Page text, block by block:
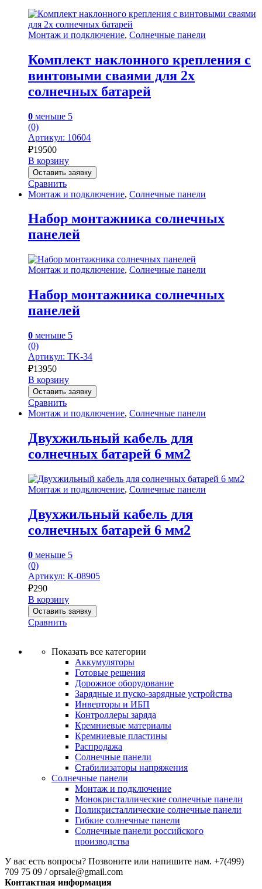
Монтаж и подключение, Солнечные панели
Комплект наклонного крепления с
винтовыми сваями для 2х
солнечных батарей
0 меньше 5
(0)
Артикул: 10604
₽19500
В корзину
Оставить заявку
Сравнить
Монтаж и подключение, Солнечные панели
Набор монтажника солнечных
панелей
Монтаж и подключение, Солнечные панели
Набор монтажника солнечных
панелей
0 меньше 5
(0)
Артикул: TK-34
₽13950
В корзину
Оставить заявку
Сравнить
Монтаж и подключение, Солнечные панели
Двухжильный кабель для
солнечных батарей 6 мм2
Монтаж и подключение, Солнечные панели
Двухжильный кабель для
солнечных батарей 6 мм2
0 меньше 5
(0)
Артикул: К-08905
₽290
В корзину
Оставить заявку
Сравнить
Показать все категории
Аккумуляторы
Готовые решения
Дорожное оборудование
Зарядные и пуско-зарядные устройства
Инверторы и ИБП
Контроллеры заряда
Кремниевые материалы
Кремниевые пластины
Распродажа
Солнечные панели
Стабилизаторы напряжения
Солнечные панели
Монтаж и подключение
Монокристаллические солнечные панели
Поликристаллические солнечные панели
Гибкие солнечные панели
Солнечные панели российского
производства
У вас есть вопросы? Позвоните или напишите нам. +7(499)
709 75 09 / oprsale@gmail.com
Контактная информация